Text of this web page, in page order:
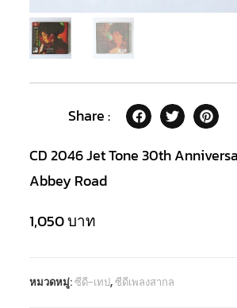
Share :
CD 2046 Jet Tone 30th
Abbey Road
1,050บาท
หมวดหมู่:ซีดี-เทป,ซีดีเพลงสากล